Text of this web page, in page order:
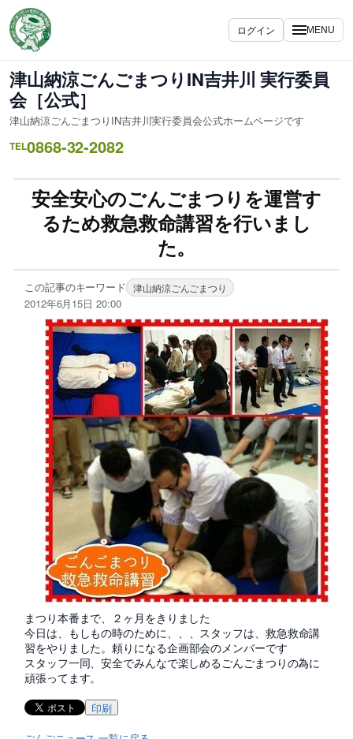
ログイン MENU
津山納涼ごんごまつりIN吉井川 実行委員
会［公式］
津山納涼ごんごまつりIN吉井川実行委員会公式ホームページです
TEL0868-32-2082
安全安心のごんごまつりを運営す
るため救急救命講習を行いまし
た。
この記事のキーワード 津山納涼ごんごまつり
2012年6月15日 20:00
まつり本番まで、２ヶ月をきりました
今日は、
もしもの時のために、、、スタッフは、救急救命講
習をやりました。 頼りになる企画部会のメンバーです
スタッフ一同、安全でみんなで楽しめるごんごまつりの為に
頑張ってます。
印刷